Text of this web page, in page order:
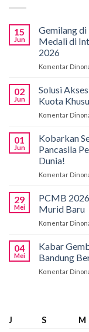
15
Jun
Gemilang
Medali di
2026
Komentar
02
Jun
Solusi
Kuota
Komentar
01
Jun
Kobarkan
Pancasila
Dunia!
Komentar
29
Mei
PCMB
Murid Baru
Komentar
04
Mei
Kabar
Bandung
Komentar
J S M